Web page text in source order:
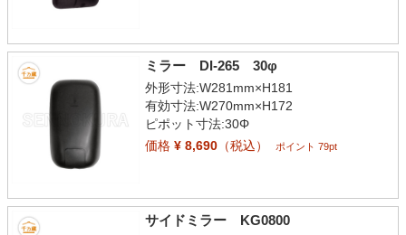
ミラー DI-265 30φ
外形寸法:W281mm×H181
有効寸法:W270mm×H172
ピポット寸法:30Φ
価格¥ 8,690（税込） ポイント 79pt
サイドミラー KG0800